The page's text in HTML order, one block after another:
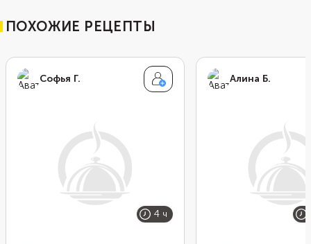
ПОХОЖИЕ РЕЦЕПТЫ
Софья Г.
4 ч
Алина Б.